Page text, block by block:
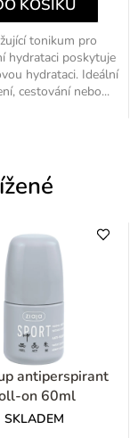
KOŠÍKU
tonikum pro
hydrataci poskytuje
hydrataci. Ideální
cestování nebo...
on 60ml
SKLADEM